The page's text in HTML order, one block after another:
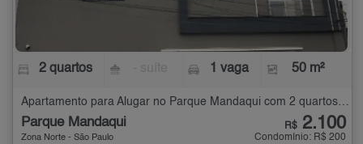
2 quartos 1 vaga 50 m²
Apartamento para Alugar no Parque Mandaqui com 2 quartos - 50 m²
Parque Mandaqui
Zona Norte - São Paulo
R$ 2.100
Condomínio: R$ 200